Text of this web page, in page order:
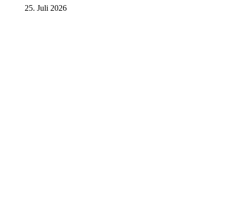
25. Juli 2026